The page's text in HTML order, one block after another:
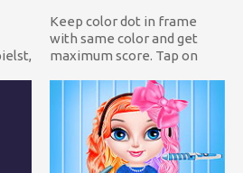
Keep color dot in frame
with same color and get
maximum score. Tap on
avoid...